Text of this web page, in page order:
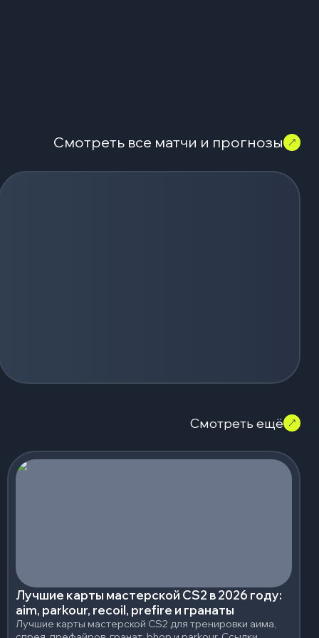
Смотреть все матчи и прогнозы
Смотреть ещё
Лучшие карты мастерской CS2 в 2026 году:
aim, parkour, recoil, prefire и гранаты
Лучшие карты мастерской CS2 для тренировки аима,